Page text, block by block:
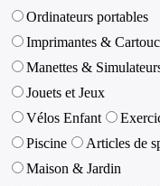
Ordinateurs portables
Imprimantes &
Manettes &
Jouets et Jeux
Vélos Enfant
Piscine
Articles de
Maison & Jardin